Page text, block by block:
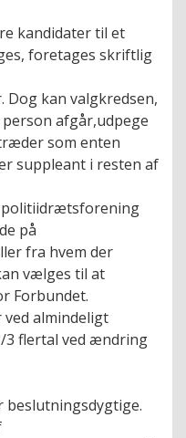
kandidater til et
foretages skriftlig
Dog kan valgkredsen,
afgår,udpege
som enten
suppleant i resten af
politiidrætsforening
på
fra hvem der
vælges til at
Forbundet.
ved almindeligt
3 flertal ved ændring